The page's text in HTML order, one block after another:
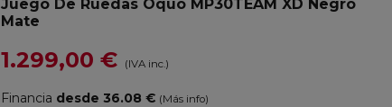
Juego De Ruedas Oquo MP30TEAM XD Negro
Mate
1.299,00 € (IVA inc.)
Financia desde 36.08 € (Más info)